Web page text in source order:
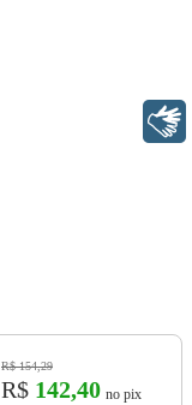
R$ 154,29
R$ 142,40 no pix